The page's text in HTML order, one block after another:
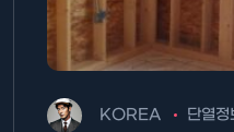
KOREA 단열정